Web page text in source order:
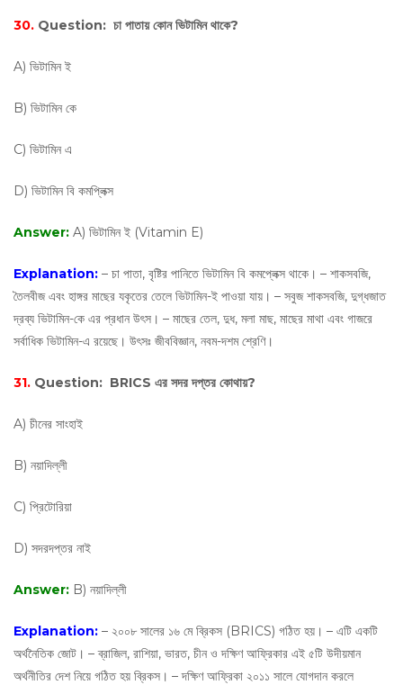
30. Question: চা পাতায় কোন ভিটামিন থাকে?
A) ভিটামিন ই
B) ভিটামিন কে
C) ভিটামিন এ
D) ভিটামিন বি কমপ্লিক্স
Answer: A) ভিটামিন ই (Vitamin E)
Explanation: – চা পাতা, বৃষ্টির পানিতে ভিটামিন বি কমপ্লেক্স থাকে। – শাকসবজি,
তৈলবীজ এবং হাঙ্গর মাছের যকৃতের তেলে ভিটামিন-ই পাওয়া যায়। – সবুজ শাকসবজি, দুগ্ধজাত
দ্রব্য ভিটামিন-কে এর প্রধান উৎস। – মাছের তেল, দুধ, মলা মাছ, মাছের মাথা এবং গাজরে
সর্বাধিক ভিটামিন-এ রয়েছে। উৎসঃ জীববিজ্ঞান, নবম-দশম শ্রেণি।
31. Question: BRICS এর সদর দপ্তর কোথায়?
A) চীনের সাংহাই
B) নয়াদিল্লী
C) প্রিটোরিয়া
D) সদরদপ্তর নাই
Answer: B) নয়াদিল্লী
Explanation: – ২০০৮ সালের ১৬ মে ব্রিকস (BRICS) গঠিত হয়। – এটি একটি
অর্থনৈতিক জোট। – ব্রাজিল, রাশিয়া, ভারত, চীন ও দক্ষিণ আফ্রিকার এই ৫টি উদীয়মান
অর্থনীতির দেশ নিয়ে গঠিত হয় ব্রিকস। – দক্ষিণ আফ্রিকা ২০১১ সালে যোগদান করলে